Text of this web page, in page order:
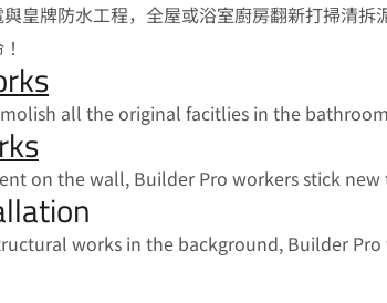
皇牌防水工程，全屋或浴室廚房翻新打掃清拆
all the original facitlies in the
on the wall, Builder Pro workers stick new
works in the background, Builder